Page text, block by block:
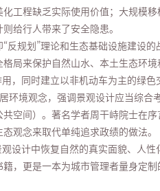
工程缺乏实际使用价值；大规模
给行人带来了安全隐患。
规划”理论和生态基础设施建设
局来保护自然山水、本土生态环
，同时建立以非机动车为主的绿
环境观念，强调景观设计应当综
空间）。著名学者周干峙院士在
观念来取代单纯追求政绩的做法。
设计中恢复自然的真实面貌、人
，更是一本为城市管理者量身定